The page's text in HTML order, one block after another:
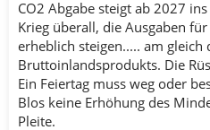
CO2 Abgabe steigt ab 2027
Krieg überall, die Ausgaben
erheblich steigen..... am gleich
Bruttoinlandsprodukts. Die
Ein Feiertag muss weg oder
Blos keine Erhöhung des
Pleite.